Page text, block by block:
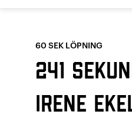
60 SEK LÖPNING
241
Irene